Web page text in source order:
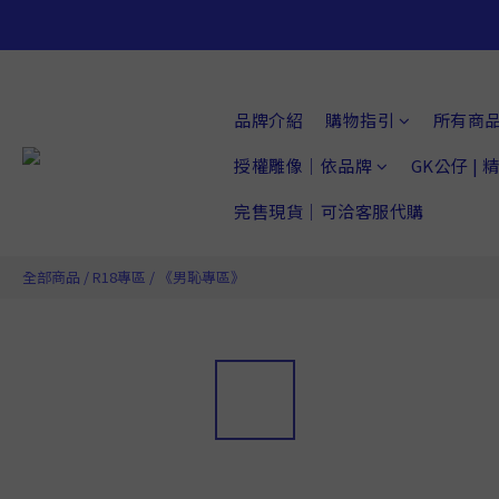
品牌介紹 購物指引
所有商
授權雕像｜依品牌
GK公仔 |
完售現貨｜可洽客服代購
全部商品 / R18專區 / 《男恥專區》